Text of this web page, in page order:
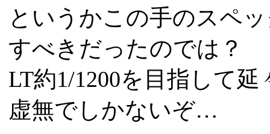
というかこの手のスペ
すべきだったのでは？
LT約1/1200を目指して
虚無でしかないぞ…